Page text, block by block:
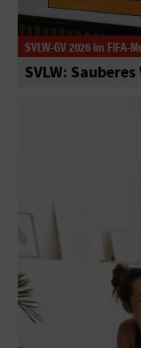
SVLW:
SVLW-GV 2026 im FIFA-